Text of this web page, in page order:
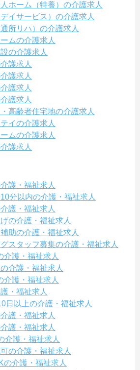
ホーム（特養）の介護求人
イサービス）の介護求人
所リハ）の介護求人
ムの介護求人
の介護求人
護求人
護求人
護求人
護求人
高齢者住宅地の介護求人
イの介護求人
ムの介護求人
護求人
護・福祉求人
分以内の介護・福祉求人
護・福祉求人
の介護・福祉求人
助の介護・福祉求人
スタッフ募集の介護・福祉求人
介護・福祉求人
介護・福祉求人
介護・福祉求人
・福祉求人
日以上の介護・福祉求人
護・福祉求人
護・福祉求人
介護・福祉求人
の介護・福祉求人
の介護・福祉求人